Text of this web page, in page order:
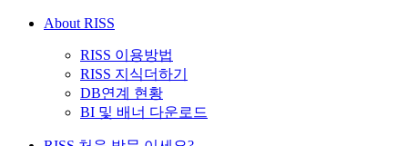
About RISS
RISS 이용방법
RISS 지식더하기
DB연계 현황
BI 및 배너 다운로드